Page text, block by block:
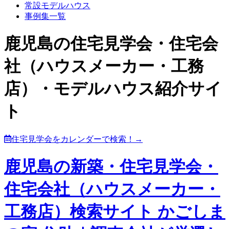
常設モデルハウス
事例集一覧
鹿児島の住宅見学会・住宅会
社（ハウスメーカー・工務
店）・モデルハウス紹介サイ
ト
住宅見学会をカレンダーで検索！→
鹿児島の新築・住宅見学会・
住宅会社（ハウスメーカー・
工務店）検索サイト かごしま